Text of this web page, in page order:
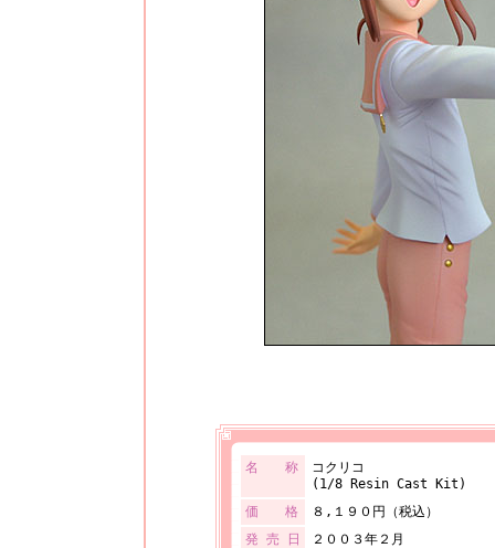
名 称
コクリコ
(1/8 Resin Cast Kit)
価 格
８,１９０円（税込）
発 売 日
２００３年２月